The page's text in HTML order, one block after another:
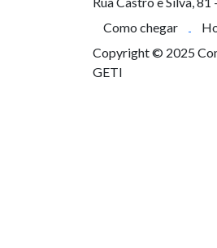
Como chegar
Copyright © 2025
GETI